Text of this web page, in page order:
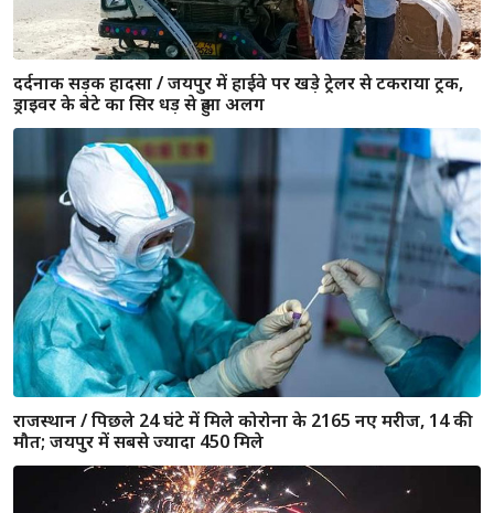
जयपुर : घर के अंदर खड़ी बाइक ही हो गई चोरी, मैन गेट का ताला
तोड़कर घुसे बदमाश